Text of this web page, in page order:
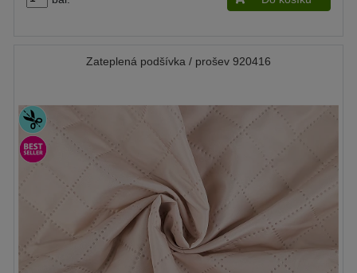
Zateplená podšívka / prošev 920416